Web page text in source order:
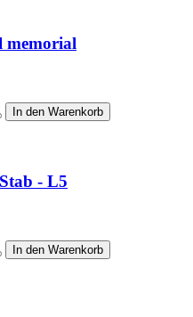
memorial
- L5